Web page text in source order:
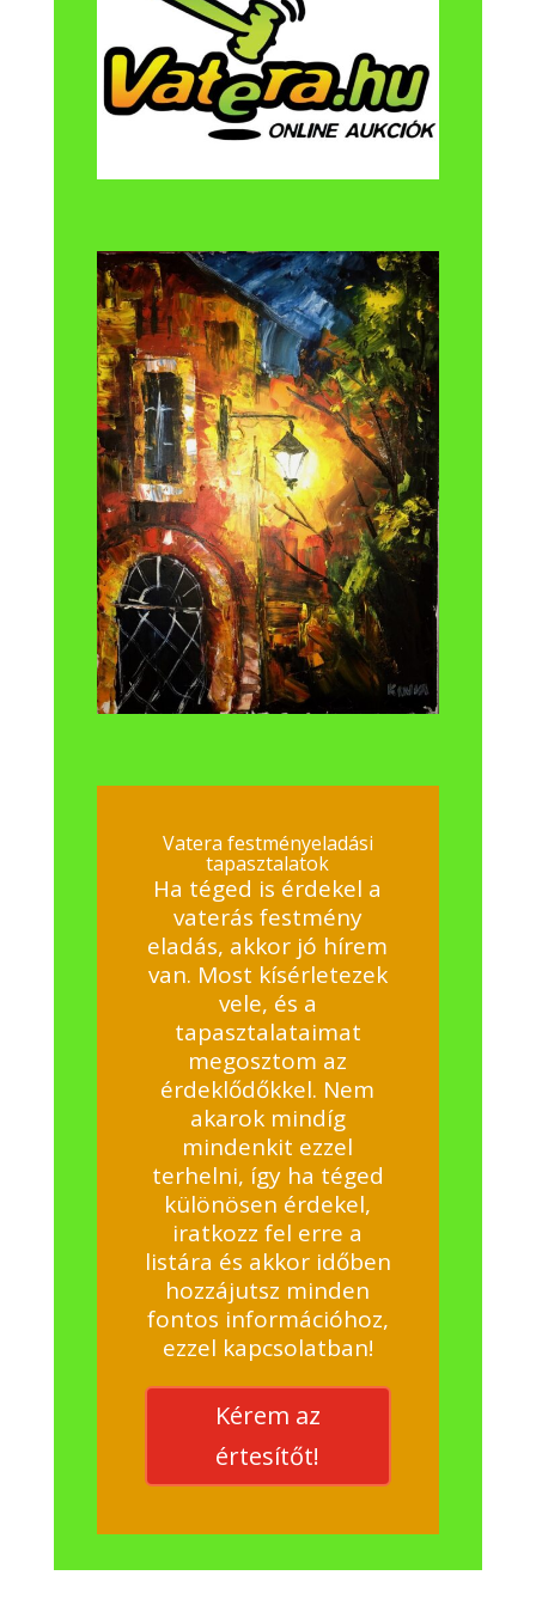
Vatera festményeladási
tapasztalatok
Ha téged is érdekel a
vaterás festmény
eladás, akkor jó hírem
van. Most kísérletezek
vele, és a
tapasztalataimat
megosztom az
érdeklődőkkel. Nem
akarok mindíg
mindenkit ezzel
terhelni, így ha téged
különösen érdekel,
iratkozz fel erre a
listára és akkor időben
hozzájutsz minden
fontos információhoz,
ezzel kapcsolatban!
Kérem az
értesítőt!